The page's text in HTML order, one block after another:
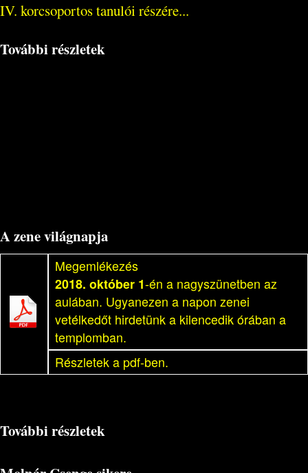
IV. korcsoportos tanulói részére...
További részletek
A zene világnapja
Megemlékezés
2018. október 1-én a nagyszünetben az
aulában. Ugyanezen a napon zenei
vetélkedőt hirdetünk a kilencedik órában a
templomban.
Részletek a pdf-ben.
További részletek